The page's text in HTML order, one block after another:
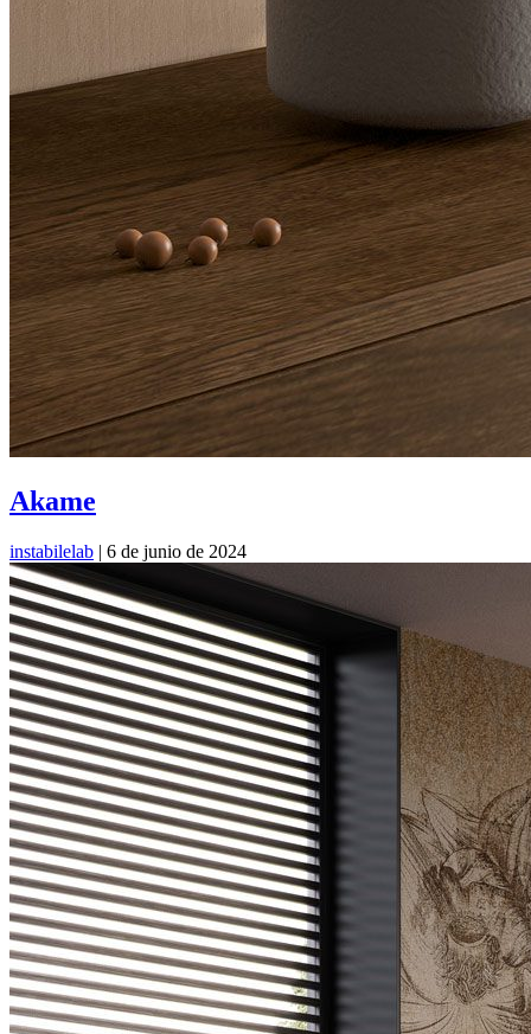
Akame
instabilelab | 6 de junio de 2024